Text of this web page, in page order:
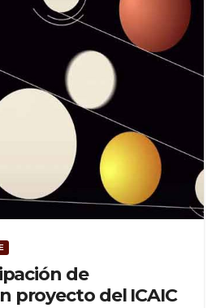
de
proyecto del ICAIC